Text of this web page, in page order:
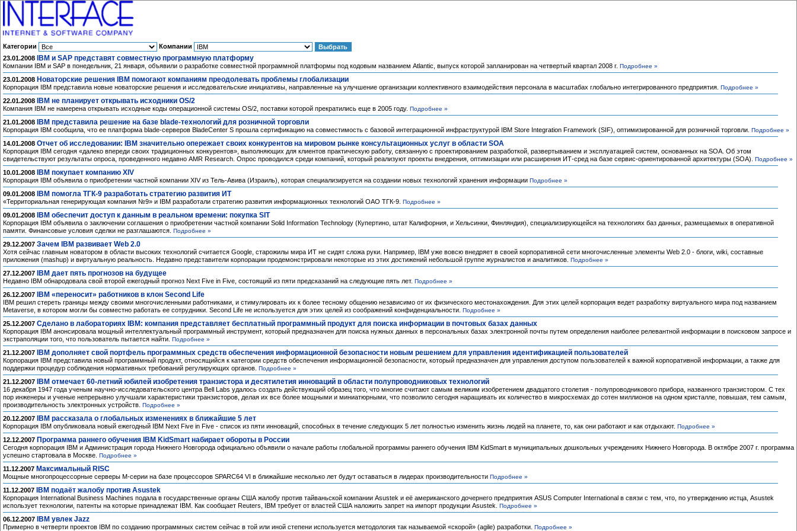
Категории
Компании
23.01.2008
IBM и SAP представят совместную программную платформу
Компании IBM и SAP в понедельник, 21 января, объявили о разработке совместной программной платформы под кодовым названием Atlantic, выпуск которой запланирован на четвертый квартал 2008 г. Подробнее »
23.01.2008 Новаторские решения IBM помогают компаниям преодолевать проблемы глобализации
Корпорация IBM представила новые новаторские решения и исследовательские инициативы, направленные на улучшение организации коллективного взаимодействия персонала в масштабах глобально интегрированного предприятия. Подробнее »
22.01.2008 IBM не планирует открывать исходники OS/2
Компания IBM не намерена открывать исходные коды операционной системы OS/2, поставки которой прекратились еще в 2005 году. Подробнее »
21.01.2008 IBM представила решение на базе blade-технологий для розничной торговли
Корпорация IBM сообщила, что ее платформа blade-серверов BladeCenter S прошла сертификацию на совместимость с базовой интеграционной инфраструктурой IBM Store Integration Framework (SIF), оптимизированной для розничной торговли. Подробнее »
14.01.2008 Отчет об исследовании: IBM значительно опережает своих конкурентов на мировом рынке консультационных услуг в области SOA
Корпорация IBM сегодня «далеко впереди своих традиционных конкурентов», выполняющих для клиентов практическую работу, связанную с проектированием разработкой, развертыванием и эксплуатацией систем, основанных на SOA. Об этом
свидетельствуют результаты опроса, проведенного недавно AMR Research. Опрос проводился среди компаний, который реализуют проекты внедрения, оптимизации или расширения ИТ-сред на базе сервис-ориентированной архитектуры (SOA). Подробнее »
10.01.2008 IBM покупает компанию XIV
Корпорация IBM объявила о приобретении частной компании XIV из Тель-Авива (Израиль), которая специализируется на создании новых технологий хранения информации Подробнее »
09.01.2008 IBM помогла ТГК-9 разработать стратегию развития ИТ
«Территориальная генерирующая компания №9» и IBM разработали стратегию развития информационных технологий ОАО ТГК-9. Подробнее »
09.01.2008 IBM обеспечит доступ к данным в реальном времени: покупка SIT
Корпорация IBM объявила о заключении соглашения о приобретении частной компании Solid Information Technology (Купертино, штат Калифорния, и Хельсинки, Финляндия), специализирующейся на технологиях баз данных, размещаемых в оперативной
памяти. Финансовые условия сделки не разглашаются. Подробнее »
29.12.2007 Зачем IBM развивает Web 2.0
Хотя сейчас главным новатором в области высоких технологий считается Google, старожилы мира ИТ не сидят сложа руки. Например, IBM уже вовсю внедряет в своей корпоративной сети многочисленные элементы Web 2.0 - блоги, wiki, составные
приложения (mashup) и виртуальную реальность. Недавно представители корпорации продемонстрировали некоторые из этих достижений небольшой группе журналистов и аналитиков. Подробнее »
27.12.2007 IBM дает пять прогнозов на будущее
Недавно IBM обнародовала свой второй ежегодный прогноз Next Five in Five, состоящий из пяти предсказаний на следующие пять лет. Подробнее »
26.12.2007 IBM «переносит» работников в клон Second Life
IBM решил стереть границы между своими многочисленными работниками, и стимулировать их к более тесному общению независимо от их физического местонахождения. Для этих целей корпорация ведет разработку виртуального мира под названием
Metaverse, в котором могли бы совместно работать ее сотрудники. Second Life не используется для этих целей из соображений конфиденциальности. Подробнее »
25.12.2007 Сделано в лабораториях IBM: компания представляет бесплатный программный продукт для поиска информации в почтовых базах данных
Корпорация IBM анонсировала мощный интеллектуальный программный инструмент, который предназначен для поиска нужных данных в персональных базах электронной почты путем определения наиболее релевантной информации в поисковом запросе и
экстраполяции того, что пользователь пытается найти. Подробнее »
21.12.2007 IBM дополняет свой портфель программных средств обеспечения информационной безопасности новым решением для управления идентификацией пользователей
Корпорация IBM представила новый программный продукт, относящийся к категории средств обеспечения информационной безопасности, который предназначен для управления доступом пользователей к важной корпоративной информации, а также для
поддержки процедур соблюдения нормативных требований регулирующих органов. Подробнее »
21.12.2007 IBM отмечает 60-летний юбилей изобретения транзистора и десятилетия инноваций в области полупроводниковых технологий
16 декабря 1947 года ученым научно-исследовательского центра Bell Labs удалось создать действующий образец того, что многие считают самым великим изобретением двадцатого столетия - полупроводникового прибора, названного транзистором. С тех
пор инженеры и ученые непрерывно улучшали характеристики транзисторов, делая их все более мощными и миниатюрными, что позволило сегодня наращивать их количество в микросхемах до сотен миллионов на одном кристалле, повышая, тем самым,
производительность электронных устройств. Подробнее »
20.12.2007 IBM рассказала о глобальных изменениях в ближайшие 5 лет
Корпорация IBM опубликовала новый ежегодный IBM Next Five in Five - список из пяти инноваций, способных в течение следующих 5 лет полностью изменить жизнь людей на планете, то, как они работают и как отдыхают. Подробнее »
12.12.2007 Программа раннего обучения IBM KidSmart набирает обороты в России
Сегодня корпорация IBM и Администрация города Нижнего Новгорода официально объявили о начале работы глобальной программы раннего обучения IBM KidSmart в муниципальных дошкольных учреждениях Нижнего Новгорода. В октябре 2007 г. программа
успешно стартовала в Москве. Подробнее »
11.12.2007 Максимальный RISC
Мощные многопроцессорные серверы M-серии на базе процессоров SPARC64 VI в ближайшие несколько лет будут оставаться в лидерах производительности Подробнее »
11.12.2007 IBM подаёт жалобу против Asustek
Корпорация International Business Machines подала в государственные органы США жалобу против тайваньской компании Asustek и её американского дочернего предприятия ASUS Computer International в связи с тем, что, по утверждению истца, Asustek
использует технологии, патенты на которые принадлежат IBM. Как сообщает Reuters, IBM требует от властей США наложить запрет на импорт продукции Asustek. Подробнее »
06.12.2007 IBM увлек Jazz
Примерно в четверти проектов IBM по созданию программных систем сейчас в той или иной степени используется методология так называемой «скорой» (agile) разработки. Подробнее »